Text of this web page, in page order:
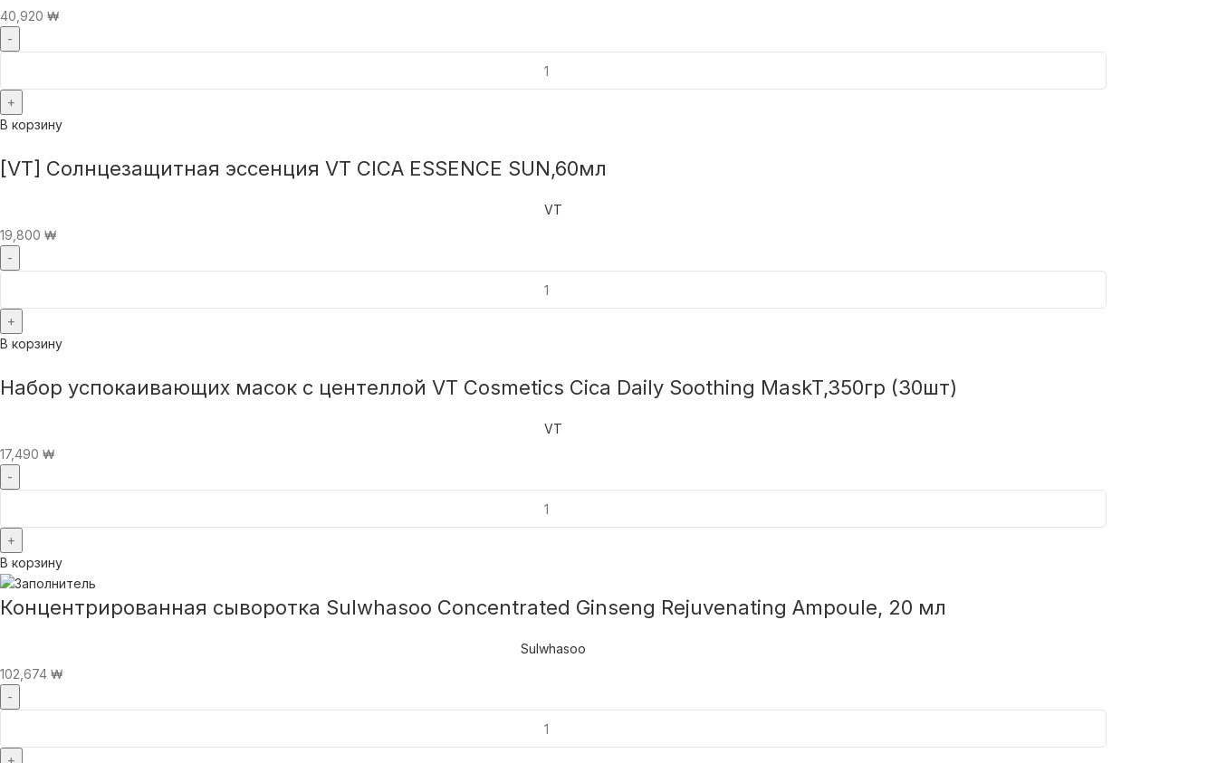
40,920 ₩
В корзину
[VT] Солнцезащитная эссенция VT CICA ESSENCE SUN,60мл
VT
19,800 ₩
В корзину
Набор успокаивающих масок с центеллой VT Cosmetics Cica Daily Soothing MaskT,350гр (30шт)
VT
17,490 ₩
В корзину
Концентрированная сыворотка Sulwhasoo Concentrated Ginseng Rejuvenating Ampoule, 20 мл
Sulwhasoo
102,674 ₩